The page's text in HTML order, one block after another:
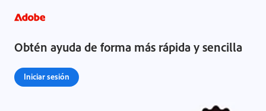
Obtén ayuda de forma más rápida y sencilla
Iniciar sesión